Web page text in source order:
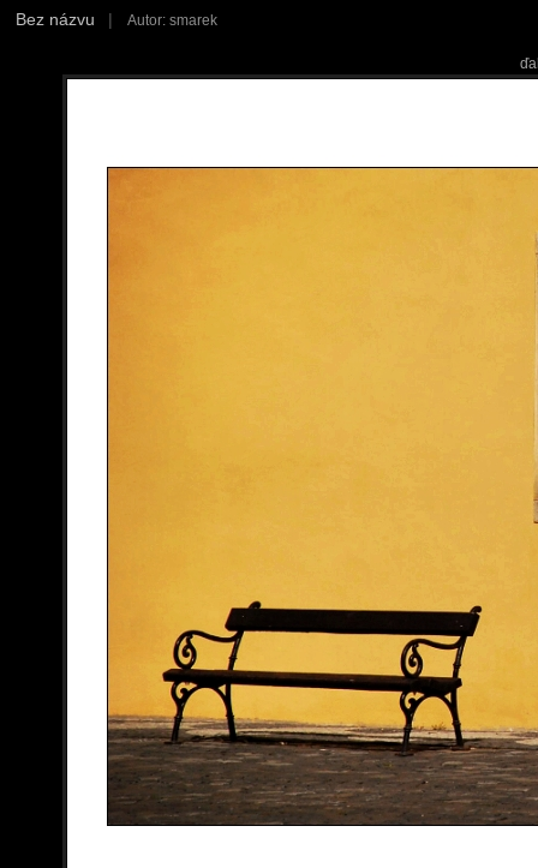
Bez názvu | Autor: smarek